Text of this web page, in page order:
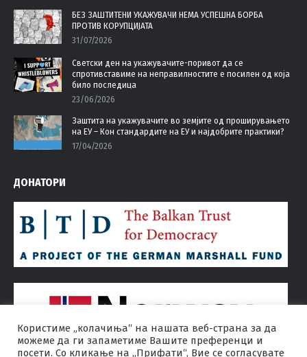
in
new
window
in
new
window
new
window
in
new
window
БЕЗ ЗАШТИТЕНИ УКАЖУВАЧИ НЕМА УСПЕШНА БОРБА
ПРОТИВ КОРУПЦИЈАТА
31/07/2026
Светски ден на укажувачите-поривот да се
спротивставиме на неправилностите е посилен од која
било последица
23/06/2026
Заштита на укажувачите во земјите од проширувањето
на ЕУ – Кон стандардите на ЕУ и најдобрите практики?
17/04/2026
ДОНАТОРИ
Користиме „колачиња“ на нашата веб-страна за да
можеме да ги запаметиме Вашите преференци и
посети. Со кликање на „Прифати“, Вие се согласувате